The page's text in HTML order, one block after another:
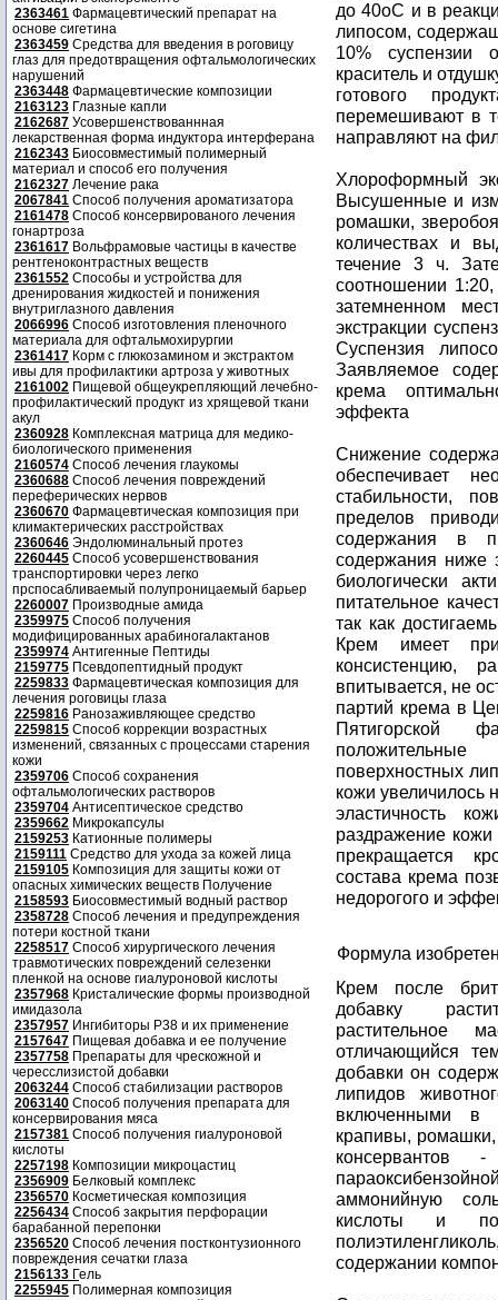
2363461 Фармацевтический препарат на
основе сигетина
2363459 Средства для введения в роговицу
глаз для предотвращения офтальмологических
нарушений
2363448 Фармацевтические композиции
2163123 Глазные капли
2162687 Усовершенствованнная
лекарственная форма индуктора интерферана
2162343 Биосовместимый полимерный
материал и способ его получения
2162327 Лечение рака
2067841 Способ получения ароматизатора
2161478 Способ консервированого лечения
гонартроза
2361617 Вольфрамовые частицы в качестве
рентгеноконтрастных веществ
2361552 Способы и устройства для
дренирования жидкостей и понижения
внутриглазного давления
2066996 Способ изготовления пленочного
материала для офтальмохирургии
2361417 Корм с глюкозамином и экстрактом
ивы для профилактики артроза у животных
2161002 Пищевой общеукрепляющий лечебно-
профилактический продукт из хрящевой ткани
акул
2360928 Комплексная матрица для медико-
биологического применения
2160574 Способ лечения глаукомы
2360688 Способ лечения повреждений
переферических нервов
2360670 Фармацевтическая композиция при
климактерических расстройствах
2360646 Эндолюминальный протез
2260445 Способ усовершенствования
транспортировки через легко
прспосабливаемый полупроницаемый барьер
2260007 Производные амида
2359975 Способ получения
модифицированных арабиногалактанов
2359974 Антигенные Пептиды
2159775 Псевдопептидный продукт
2259833 Фармацевтическая композиция для
лечения роговицы глаза
2259816 Ранозаживляющее средство
2259815 Способ коррекции возрастных
изменений, связанных с процессами старения
кожи
2359706 Способ сохранения
офтальмологических растворов
2359704 Антисептическое средство
2359662 Микрокапсулы
2159253 Катионные полимеры
2159111 Средство для ухода за кожей лица
2159105 Композиция для защиты кожи от
опасных химических веществ Получение
2158593 Биосовместимый водный раствор
2358728 Способ лечения и предупреждения
потери костной ткани
2258517 Способ хирургического лечения
травмотических повреждений селезенки
пленкой на основе гиалуроновой кислоты
2357968 Кристалические формы производной
имидазола
2357957 Ингибиторы P38 и их применение
2157647 Пищевая добавка и ее получение
2357758 Препараты для чрескожной и
чересслизистой добавки
2063244 Способ стабилизации растворов
2063140 Способ получения препарата для
консервирования мяса
2157381 Способ получения гиалуроновой
кислоты
2257198 Композиции микроцастиц
2356909 Белковый комплекс
2356570 Косметическая композиция
2256434 Способ закрытия перфорации
барабанной перепонки
2356520 Способ лечения постконтузионного
повреждения сечатки глаза
2156133 Гель
2255945 Полимерная композиция
до 40oC и в
липосом,
10% суспензии
краситель и
готового
перемешивают в
направляют на
Хлороформный
Высушенные и
ромашки,
количествах и
течение 3 ч.
соотношении
затемненном
экстракции
Суспензия
Заявляемое
крема
эффекта
Снижение
обеспечивает
стабильности,
пределов
содержания в
содержания ниже
биологически
питательное
так как
Крем имеет
консистенцию,
впитывается, не
партий крема в
Пятигорской
поверхностных
кожи увеличилось
эластичность
раздражение
прекращается
состава крема
недорогого и
Формула
Крем после
добавку
растительное
отличающийся
добавки он
липидов
включенными в
крапивы,
аммонийную
кислоты и
содержании